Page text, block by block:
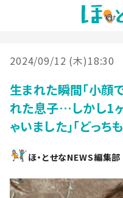
2024/09/12 (木)18:30
生まれた瞬間「小顔
れた息子…しかし1
ゃいました」「どっ
ほ・とせなNEWS編集部